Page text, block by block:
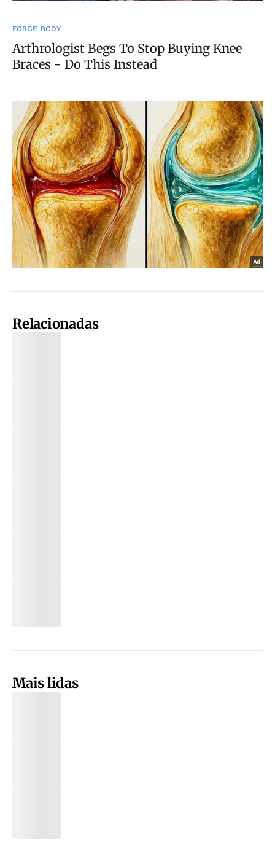
Relacionadas
Mais lidas